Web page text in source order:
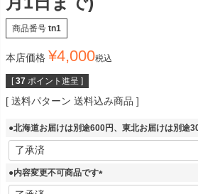
商品番号 tn1
本店価格 ¥4,000税込
[ 37 ポイント進呈 ]
送料パターン 送料込み商品
●北海道お届けは別途600円、東北お届けは別途
●内容変更不可商品です
(